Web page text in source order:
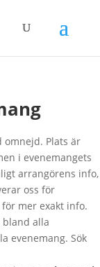
omnejd. Plats är
i evenemangets
arrangörens info,
oss för
mer exakt info.
bland alla
evenemang. Sök